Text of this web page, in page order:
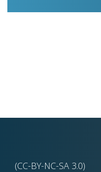
(CC-BY-NC-SA 3.0)